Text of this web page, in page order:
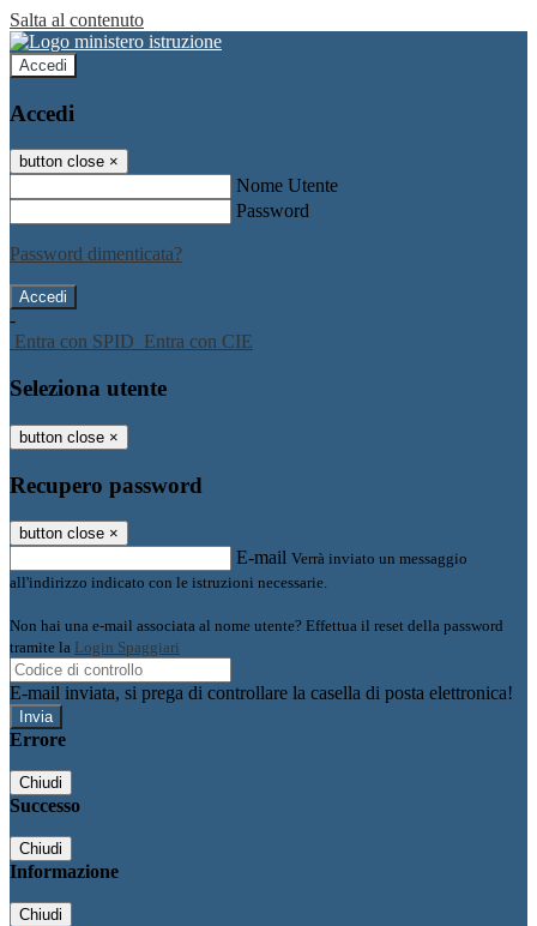
Salta al contenuto
Accedi
Accedi
button close ×
Nome Utente
Password
Password dimenticata?
-
Entra con SPID Entra con CIE
Seleziona utente
button close ×
Recupero password
button close ×
E-mail Verrà inviato un messaggio
all'indirizzo indicato con le istruzioni necessarie.
Non hai una e-mail associata al nome utente? Effettua il reset della password
tramite la Login Spaggiari
E-mail inviata, si prega di controllare la casella di posta elettronica!
Errore
Chiudi
Successo
Chiudi
Informazione
Chiudi